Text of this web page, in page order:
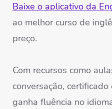
Baixe o aplicativo da
ao melhor curso de
preço.
Com recursos como
conversação,
ganha fluência no